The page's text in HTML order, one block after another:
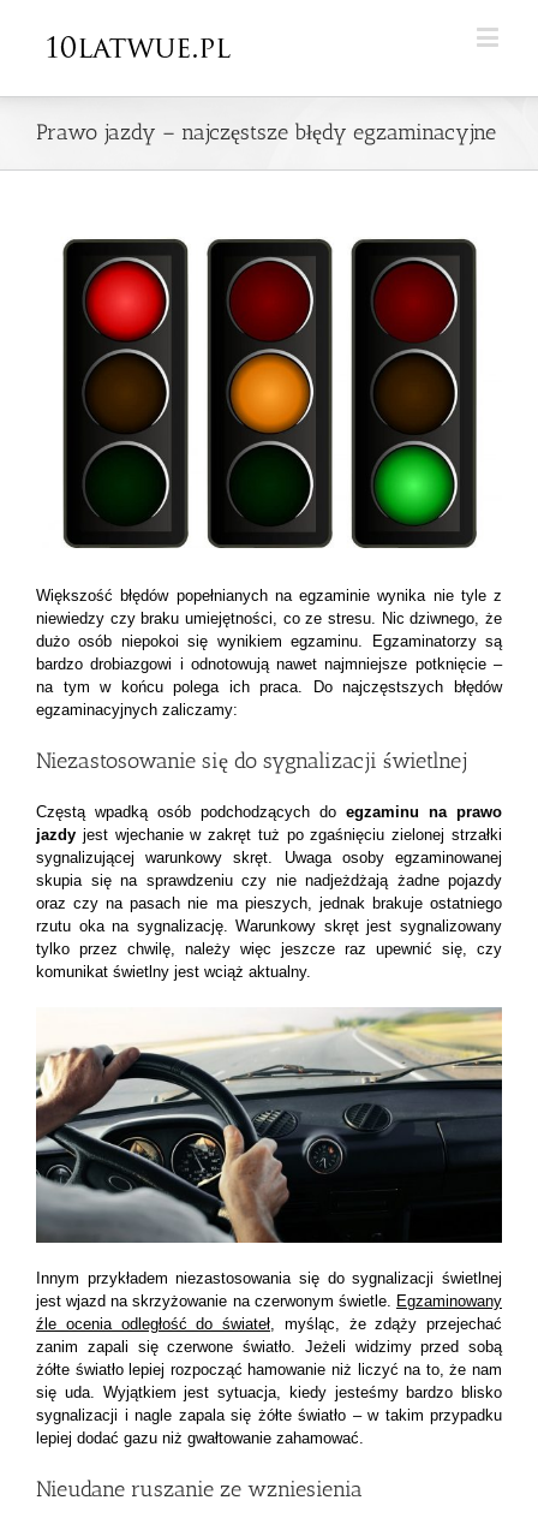
Prawo jazdy – najczęstsze błędy egzaminacyjne
View
Większość błędów popełnianych na egzaminie wynika nie tyle z
niewiedzy czy braku umiejętności, co ze stresu. Nic dziwnego, że
dużo osób niepokoi się wynikiem egzaminu. Egzaminatorzy są
bardzo drobiazgowi i odnotowują nawet najmniejsze potknięcie –
na tym w końcu polega ich praca. Do najczęstszych błędów
egzaminacyjnych zaliczamy:
Niezastosowanie się do sygnalizacji świetlnej
Częstą wpadką osób podchodzących do egzaminu na prawo
jazdy jest wjechanie w zakręt tuż po zgaśnięciu zielonej strzałki
sygnalizującej warunkowy skręt. Uwaga osoby egzaminowanej
skupia się na sprawdzeniu czy nie nadjeżdżają żadne pojazdy
oraz czy na pasach nie ma pieszych, jednak brakuje ostatniego
rzutu oka na sygnalizację. Warunkowy skręt jest sygnalizowany
tylko przez chwilę, należy więc jeszcze raz upewnić się, czy
komunikat świetlny jest wciąż aktualny.
Innym przykładem niezastosowania się do sygnalizacji świetlnej
jest wjazd na skrzyżowanie na czerwonym świetle.
Egzaminowany
źle ocenia odległość do świateł , myśląc, że zdąży przejechać
zanim zapali się czerwone światło. Jeżeli widzimy przed sobą
żółte światło lepiej rozpocząć hamowanie niż liczyć na to, że nam
się uda. Wyjątkiem jest sytuacja, kiedy jesteśmy bardzo blisko
sygnalizacji i nagle zapala się żółte światło – w takim przypadku
lepiej dodać gazu niż gwałtowanie zahamować.
Nieudane ruszanie ze wzniesienia